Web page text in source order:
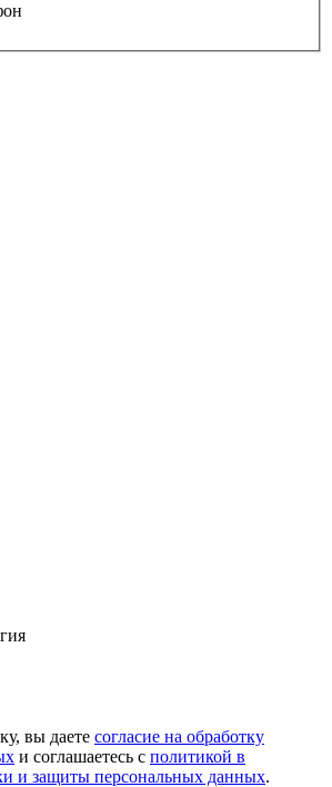
вы даете согласие на обработку
и соглашаетесь с политикой в
и защиты персональных данных.